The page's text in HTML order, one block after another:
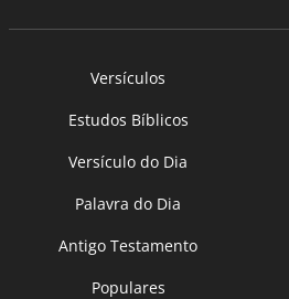
Versículos
Estudos Bíblicos
Versículo do Dia
Palavra do Dia
Antigo Testamento
Populares